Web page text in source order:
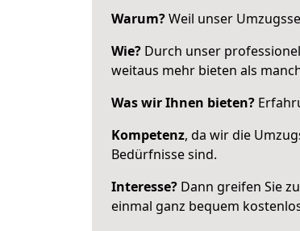
Warum?Weil unser
Wie? Durch unser
weitaus mehr bieten als
Was wir Ihnen bieten?
Kompetenz, da wir die
Bedürfnisse sind.
Interesse? Dann greifen Sie
einmal ganz bequem